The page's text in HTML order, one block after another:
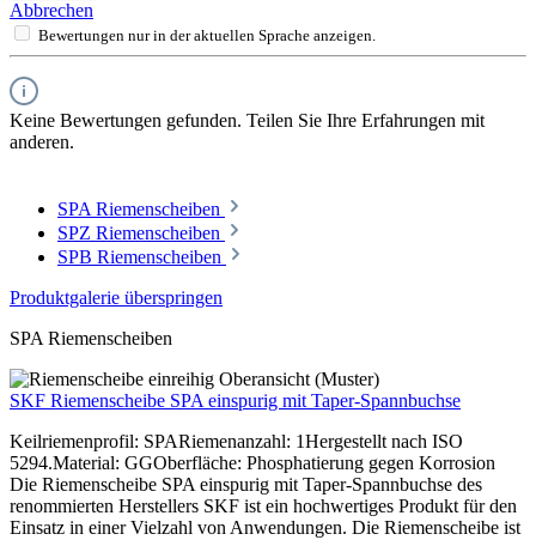
Abbrechen
Bewertungen nur in der aktuellen Sprache anzeigen.
Keine Bewertungen gefunden. Teilen Sie Ihre Erfahrungen mit
anderen.
SPA Riemenscheiben
SPZ Riemenscheiben
SPB Riemenscheiben
Produktgalerie überspringen
SPA Riemenscheiben
SKF Riemenscheibe SPA einspurig mit Taper-Spannbuchse
Keilriemenprofil: SPARiemenanzahl: 1Hergestellt nach ISO
5294.Material: GGOberfläche: Phosphatierung gegen Korrosion
Die Riemenscheibe SPA einspurig mit Taper-Spannbuchse des
renommierten Herstellers SKF ist ein hochwertiges Produkt für den
Einsatz in einer Vielzahl von Anwendungen. Die Riemenscheibe ist